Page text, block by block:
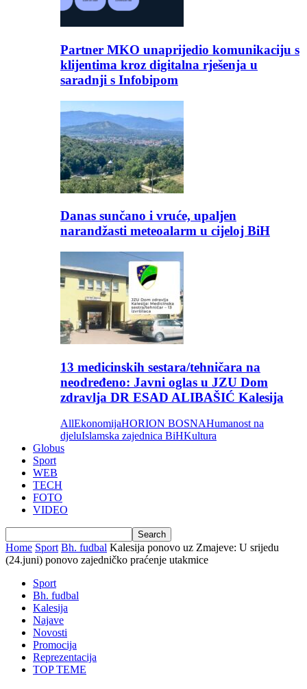
Partner MKO unaprijedio komunikaciju s
klijentima kroz digitalna rješenja u
saradnji s Infobipom
Danas sunčano i vruće, upaljen
narandžasti meteoalarm u cijeloj BiH
13 medicinskih sestara/tehničara na
neodređeno: Javni oglas u JZU Dom
zdravlja DR ESAD ALIBAŠIĆ Kalesija
AllEkonomijaHORION BOSNAHumanost na
djeluIslamska zajednica BiHKultura
Globus
Sport
WEB
TECH
FOTO
VIDEO
Home Sport Bh. fudbal Kalesija ponovo uz Zmajeve: U srijedu
(24.juni) ponovo zajedničko praćenje utakmice
Sport
Bh. fudbal
Kalesija
Najave
Novosti
Promocija
Reprezentacija
TOP TEME